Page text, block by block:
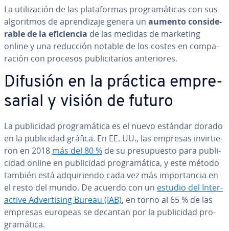
La uti­li­za­ción de las pla­ta­fo­r­mas pro­gra­má­ti­cas con sus
al­go­ri­t­mos de apre­n­di­za­je genera un aumento co­n­si­de­
ra­ble de la efi­cie­n­cia de las medidas de marketing
online y una reducción notable de los costes en co­m­pa­
ra­ción con procesos pu­bli­ci­ta­rios an­te­rio­res.
Difusión en la práctica em­pre­
sa­rial y visión de futuro
La pu­bli­ci­dad pro­gra­má­ti­ca es el nuevo estándar dorado
en la pu­bli­ci­dad gráfica. En EE. UU., las empresas in­vi­r­tie­
ron en 2018 más del 80 % de su pre­su­pue­s­to para pu­bli­
ci­dad online en pu­bli­ci­dad pro­gra­má­ti­ca, y este método
también está ad­qui­rie­n­do cada vez más im­po­r­ta­n­cia en
el resto del mundo. De acuerdo con un estudio del In­ter­
ac­ti­ve Ad­ve­r­ti­si­ng Bureau (IAB), en torno al 65 % de las
empresas europeas se decantan por la pu­bli­ci­dad pro­
gra­má­ti­ca.